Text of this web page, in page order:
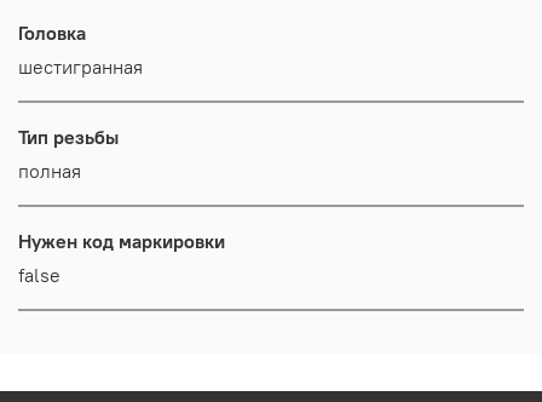
Головка
шестигранная
Тип резьбы
полная
Нужен код маркировки
false